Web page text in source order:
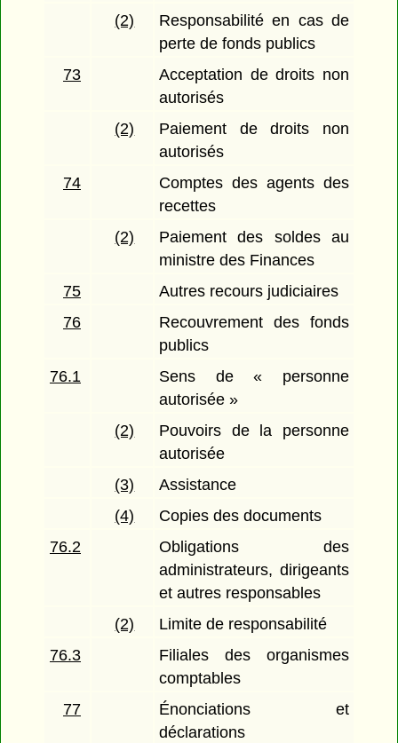
(2)
Responsabilité en cas de
perte de fonds publics
73
Acceptation de droits non
autorisés
(2)
Paiement de droits non
autorisés
74
Comptes des agents des
recettes
(2)
Paiement des soldes au
ministre des Finances
75
Autres recours judiciaires
76
Recouvrement des fonds
publics
76.1
Sens de « personne
autorisée »
(2)
Pouvoirs de la personne
autorisée
(3)
Assistance
(4)
Copies des documents
76.2
Obligations des
administrateurs, dirigeants
et autres responsables
(2)
Limite de responsabilité
76.3
Filiales des organismes
comptables
77
Énonciations et
déclarations